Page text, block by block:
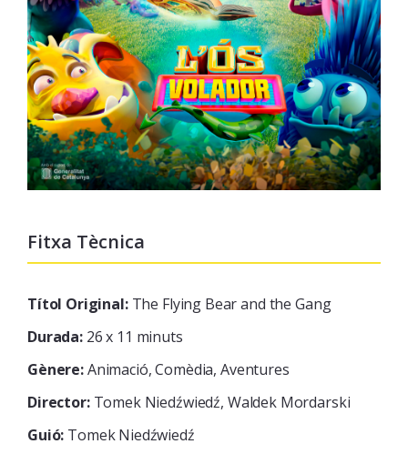
Fitxa Tècnica
Títol Original:The Flying Bear and the Gang
Durada:26 x 11 minuts
Gènere:Animació, Comèdia, Aventures
Director:Tomek Niedźwiedź, Waldek Mordarski
Guió: Tomek Niedźwiedź